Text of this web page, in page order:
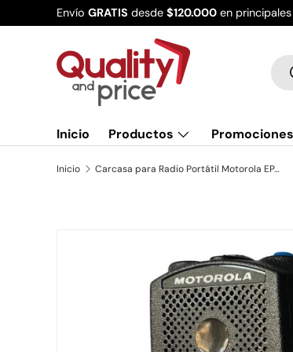
Ir al contenido
Envío GRATIS desde $120.000 en
Inicio Productos Promociones
Inicio Carcasa para Radio Portátil Motorola EP450 (incluye perillas)
Ir directamente a la información del